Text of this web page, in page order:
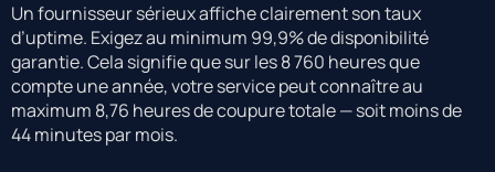
Un fournisseur sérieux affiche clairement son taux
d’uptime. Exigez au minimum 99,9% de disponibilité
garantie. Cela signifie que sur les 8 760 heures que
compte une année, votre service peut connaître au
maximum 8,76 heures de coupure totale — soit moins de
44 minutes par mois.